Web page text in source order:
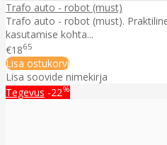
Trafo auto - robot (must)
Trafo auto - robot (must).
kasutamise kohta...
€1865
Lisa ostukorvi
Lisa soovide nimekirja
Tegevus -22%